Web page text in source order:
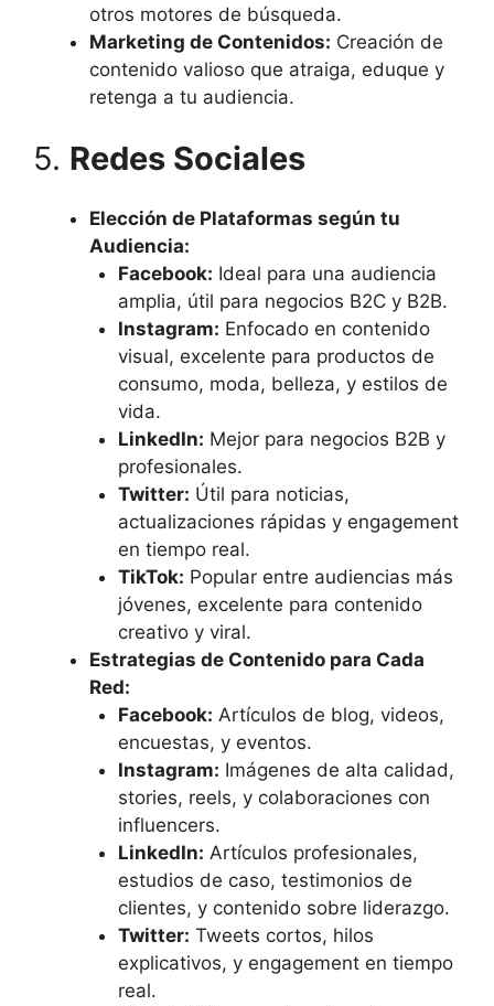
otros motores de búsqueda.
Marketing de Contenidos: Creación de
contenido valioso que atraiga, eduque y
retenga a tu audiencia.
5. Redes Sociales
Elección de Plataformas según tu
Audiencia:
Facebook: Ideal para una audiencia
amplia, útil para negocios B2C y B2B.
Instagram: Enfocado en contenido
visual, excelente para productos de
consumo, moda, belleza, y estilos de
vida.
LinkedIn: Mejor para negocios B2B y
profesionales.
Twitter: Útil para noticias,
actualizaciones rápidas y engagement
en tiempo real.
TikTok: Popular entre audiencias más
jóvenes, excelente para contenido
creativo y viral.
Estrategias de Contenido para Cada
Red:
Facebook: Artículos de blog, videos,
encuestas, y eventos.
Instagram: Imágenes de alta calidad,
stories, reels, y colaboraciones con
influencers.
LinkedIn: Artículos profesionales,
estudios de caso, testimonios de
clientes, y contenido sobre liderazgo.
Twitter: Tweets cortos, hilos
explicativos, y engagement en tiempo
real.